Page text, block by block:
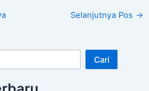
Selanjutnya Pos →
Cari